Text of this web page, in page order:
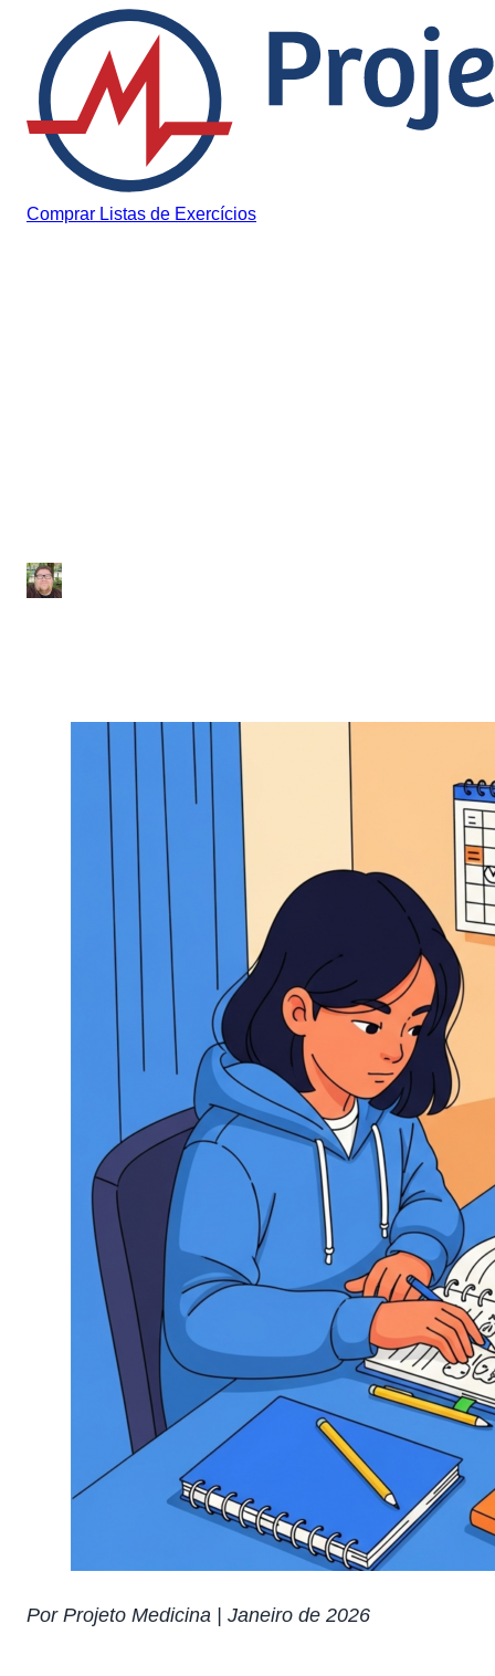
Pular para o conteúdo
Comprar Listas de Exercícios
Por Projeto Medicina | Janeiro de 2026